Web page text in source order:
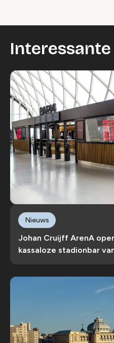
Johan Cruijff ArenA
kassaloze stadionbar
Nieuws